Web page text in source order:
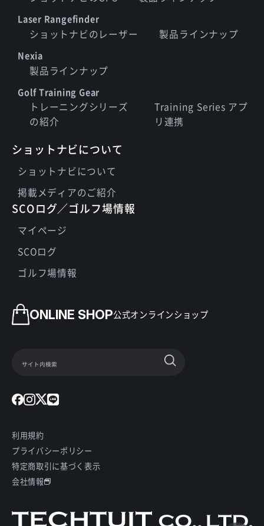
ONLINE SHOP公式オンラインショップ
利用規約
プライバシーポリシー
特定商取引に基づく表示
会社情報
Laser Rangefinder
ショットナビのレーザー 製品ラインナップ
Nexia
製品ラインナップ
Golf Training Gear
トレーニングシリーズ
の紹介
Training Series アプ
リ連携
ショットナビについて
ショットナビについて
掲載メディアのご紹介
SCOログ／ゴルフ場情報
マイページ
SCOログ
ゴルフ場情報